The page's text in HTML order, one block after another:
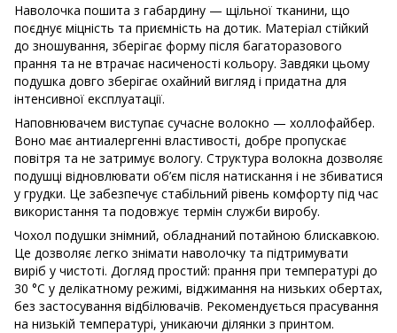
Наволочка пошита з габардину — щільної тканини, що
поєднує міцність та приємність на дотик. Матеріал стійкий
до зношування, зберігає форму після багаторазового
прання та не втрачає насиченості кольору. Завдяки цьому
подушка довго зберігає охайний вигляд і придатна для
інтенсивної експлуатації.
Наповнювачем виступає сучасне волокно — холлофайбер.
Воно має антиалергенні властивості, добре пропускає
повітря та не затримує вологу. Структура волокна дозволяє
подушці відновлювати об’єм після натискання і не збиватися
у грудки. Це забезпечує стабільний рівень комфорту під час
використання та подовжує термін служби виробу.
Чохол подушки знімний, обладнаний потайною блискавкою.
Це дозволяє легко знімати наволочку та підтримувати
виріб у чистоті. Догляд простий: прання при температурі до
30 °C у делікатному режимі, віджимання на низьких обертах,
без застосування відбілювачів. Рекомендується прасування
на низькій температурі, уникаючи ділянки з принтом.